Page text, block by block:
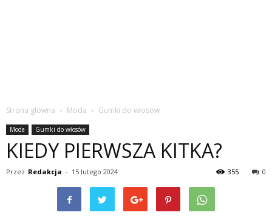
Strona główna Moda Gumki do włosów
Moda Gumki do włosów
KIEDY PIERWSZA KITKA?
Przez Redakcja - 15 lutego 2024 0
355